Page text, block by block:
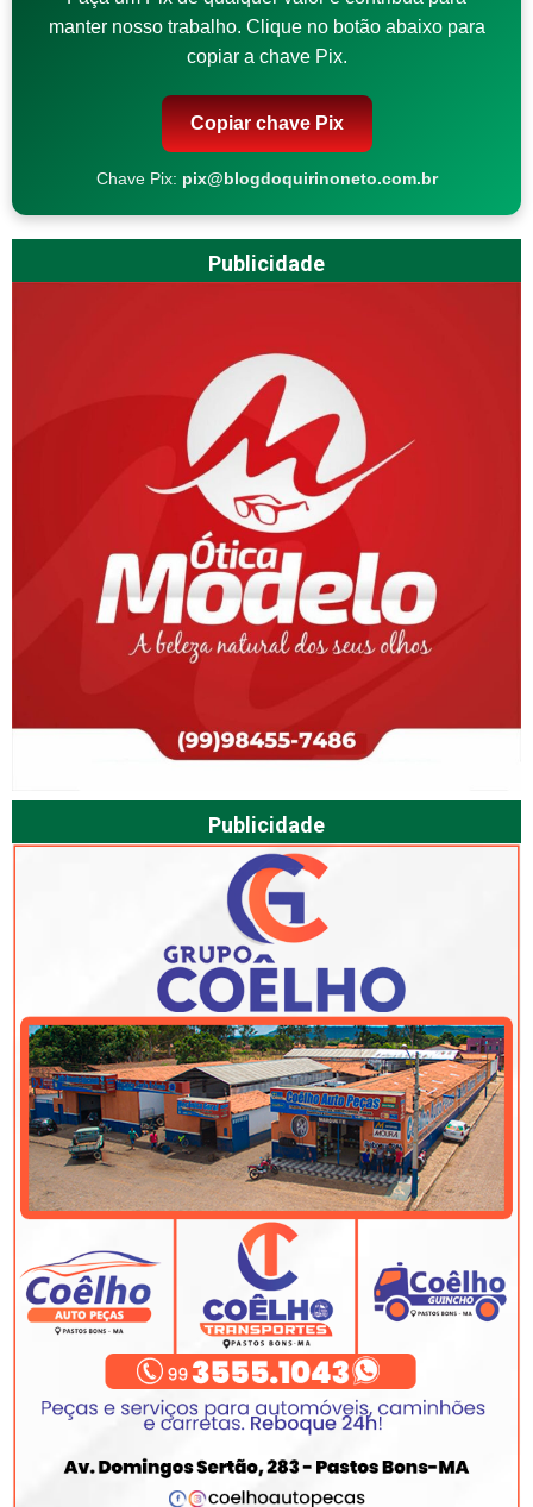
manter nosso trabalho. Clique no botão abaixo para
copiar a chave Pix.
Copiar chave Pix
Chave Pix: pix@blogdoquirinoneto.com.br
Publicidade
Publicidade